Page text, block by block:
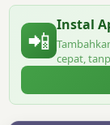
📲
Instal
cepat,